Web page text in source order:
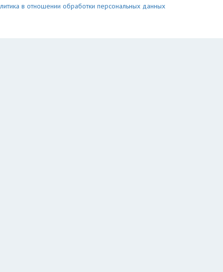
в отношении обработки персональных данных